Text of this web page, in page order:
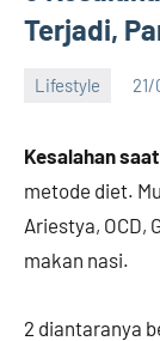
Terjadi,
Lifestyle
Kesalahan
metode diet.
Ariestya, OCD,
makan nasi.
2 diantaranya